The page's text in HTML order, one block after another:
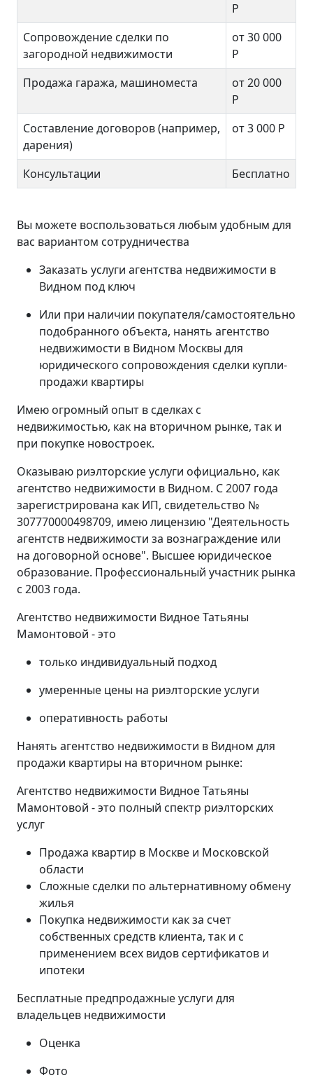
Р
Сопровождение сделки по
загородной недвижимости
от 30 000
Р
Продажа гаража, машиноместа
от 20 000
Р
Составление договоров (например,
дарения)
от 3 000 Р
Консультации Бесплатно
Вы можете воспользоваться любым удобным для
вас вариантом сотрудничества
Заказать услуги агентства недвижимости в
Видном под ключ
Или при наличии покупателя/самостоятельно
подобранного объекта, нанять агентство
недвижимости в Видном Москвы для
юридического сопровождения сделки купли-
продажи квартиры
Имею огромный опыт в сделках с
недвижимостью, как на вторичном рынке, так и
при покупке новостроек.
Оказываю риэлторские услуги официально, как
агентство недвижимости в Видном. С 2007 года
зарегистрирована как ИП, свидетельство №
307770000498709, имею лицензию "Деятельность
агентств недвижимости за вознаграждение или
на договорной основе". Высшее юридическое
образование. Профессиональный участник рынка
с 2003 года.
Агентство недвижимости Видное Татьяны
Мамонтовой - это
только индивидуальный подход
умеренные цены на риэлторские услуги
оперативность работы
Нанять агентство недвижимости в Видном для
продажи квартиры на вторичном рынке:
Агентство недвижимости Видное Татьяны
Мамонтовой - это полный спектр риэлторских
услуг
Продажа квартир в Москве и Московской
области
Сложные сделки по альтернативному обмену
жилья
Покупка недвижимости как за счет
собственных средств клиента, так и с
применением всех видов сертификатов и
ипотеки
Бесплатные предпродажные услуги для
владельцев недвижимости
Оценка
Фото